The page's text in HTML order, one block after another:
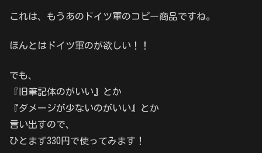
これは、もうあのドイツ軍のコピー商品ですね。
ほんとはドイツ軍のが欲しい！！
でも、
『旧筆記体のがいい』とか
『ダメージが少ないのがいい』とか
言い出すので、
ひとまず330円で使ってみます！